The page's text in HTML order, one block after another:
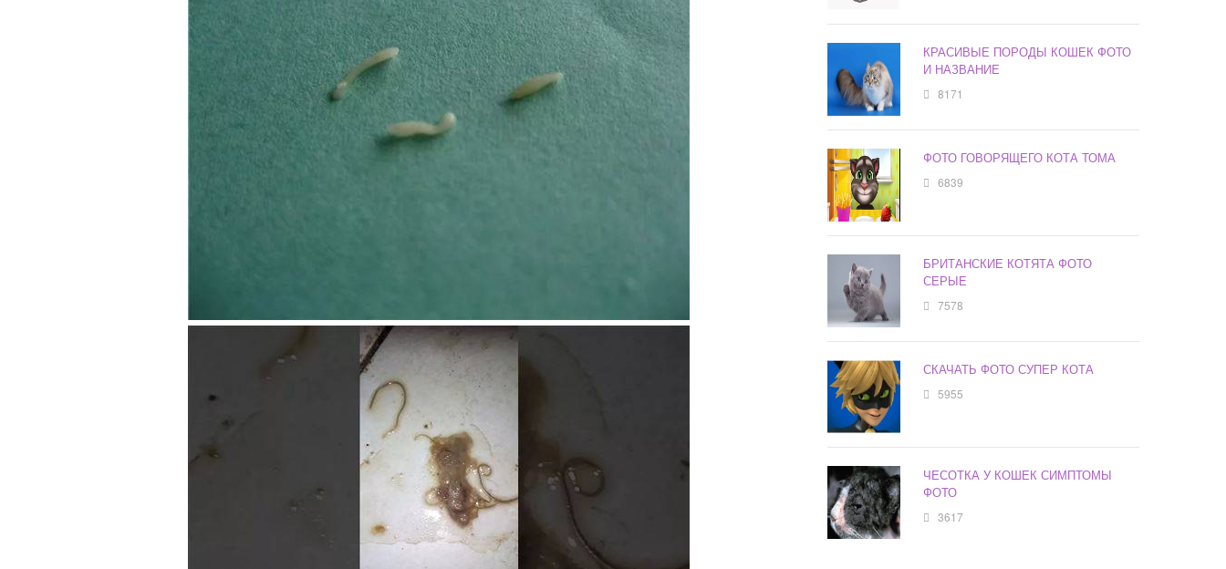
КРАСИВЫЕ ПОРОДЫ КОШЕК ФОТО
И НАЗВАНИЕ
8171
ФОТО ГОВОРЯЩЕГО КОТА ТОМА
6839
БРИТАНСКИЕ КОТЯТА ФОТО
СЕРЫЕ
7578
СКАЧАТЬ ФОТО СУПЕР КОТА
5955
ЧЕСОТКА У КОШЕК СИМПТОМЫ
ФОТО
3617